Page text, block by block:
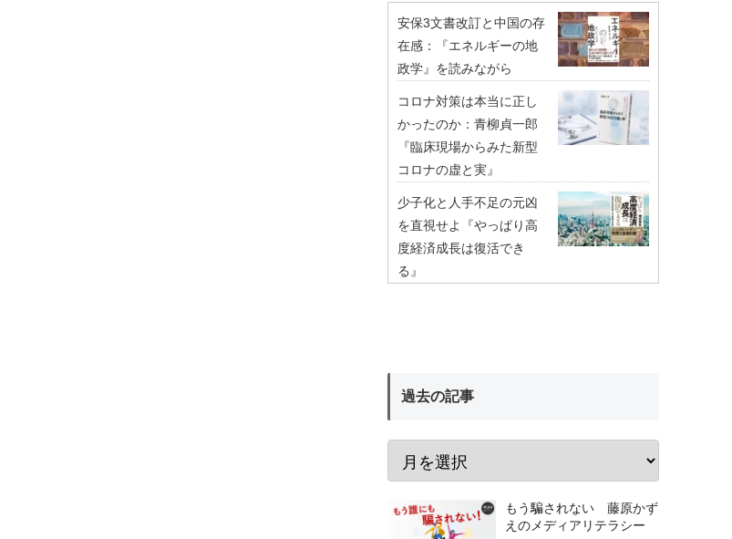
安保3文書改訂と中国の存
在感：『エネルギーの地
政学』を読みながら
コロナ対策は本当に正し
かったのか：青柳貞一郎
『臨床現場からみた新型
コロナの虚と実』
少子化と人手不足の元凶
を直視せよ『やっぱり高
度経済成長は復活でき
る』
過去の記事
もう騙されない 藤原かず
えのメディアリテラシー